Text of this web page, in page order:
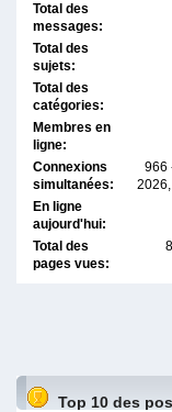
Total des
messages:
Total des
sujets:
Total des
catégories:
Membres en
ligne:
Connexions
simultanées:
966
En ligne
aujourd'hui:
Total des
pages vues:
Top 10 des